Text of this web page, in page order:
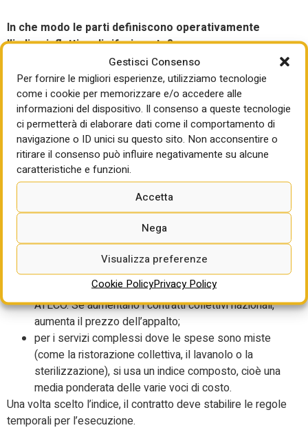
Gestisci Consenso
Per fornire le migliori esperienze, utilizziamo tecnologie
come i cookie per memorizzare e/o accedere alle
informazioni del dispositivo. Il consenso a queste tecnologie
ci permetterà di elaborare dati come il comportamento di
navigazione o ID unici su questo sito. Non acconsentire o
ritirare il consenso può influire negativamente su alcune
caratteristiche e funzioni.
Accetta
Nega
Visualizza preferenze
Cookie PolicyPrivacy Policy
In che modo le parti definiscono operativamente
l’indice inflattivo di riferimento?
Mentre per la revisione straordinaria è lo stesso
legislatore che, in base al CPV dei contratti, individua
l’indice ISTAT da applicare tra quelli elencati nell’Allegato
II.2-bis, per la revisione ordinaria il Codice parla di un
indice inflattivo convenzionalmente individuato tra le
parti”.
Quindi, non esiste un indice unico per tutto, ma la scelta
dipende dal tipo di appalto. Le Linee guida spiegano, ad
esempio, che:
per i servizi dove la spesa principale è lo stipendio
dei lavoratori (come pulizie, vigilanza, sanificazione e
servizi sociali), si usa direttamente l’indice delle
retribuzioni contrattuali orarie dello specifico settore
ATECO. Se aumentano i contratti collettivi nazionali,
aumenta il prezzo dell’appalto;
per i servizi complessi dove le spese sono miste
(come la ristorazione collettiva, il lavanolo o la
sterilizzazione), si usa un indice composto, cioè una
media ponderata delle varie voci di costo.
Una volta scelto l’indice, il contratto deve stabilire le regole
temporali per l’esecuzione.